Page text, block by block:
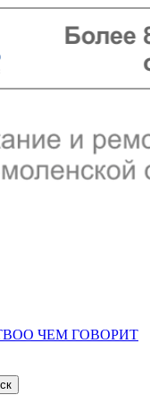
О ЧЕМ ГОВОРИТ